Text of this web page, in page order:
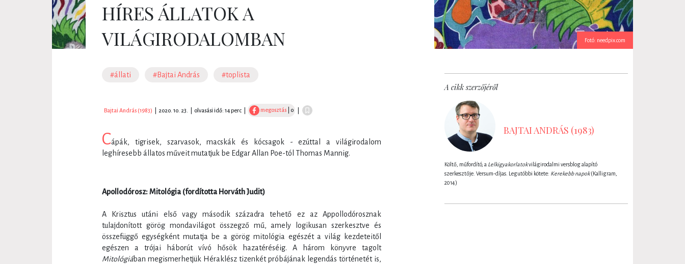
Fotó: needpix.com
HÍRES ÁLLATOK A
VILÁGIRODALOMBAN
#állati #Bajtai András #toplista
Bajtai András (1983) 2020. 10. 23. olvasási idő: 14 perc megosztás | 0
Cápák, tigrisek, szarvasok, macskák és kócsagok - ezúttal a világirodalom
leghíresebb állatos műveit mutatjuk be Edgar Allan Poe-tól Thomas Mannig.
Apollodórosz: Mitológia (fordította Horváth Judit)
A Krisztus utáni első vagy második századra tehető ez az Appollodórosznak
tulajdonított görög mondavilágot összegző mű, amely logikusan szerkesztve és
összefüggő egységként mutatja be a görög mitológia egészét a világ kezdeteitől
egészen a trójai háborút vívó hősök hazatéréséig. A három könyvre tagolt
Mitológiában megismerhetjük Héraklész tizenkét próbájának legendás történetét is,
A cikk szerzőjéről
BAJTAI ANDRÁS (1983)
Költő, műfordító, a Lelkigyakorlatokvilágirodalmi versblog alapító
szerkesztője. Versum-díjas. Legutóbbi kötete: Kerekebb napok(Kalligram,
2014)